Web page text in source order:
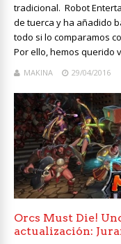
tradicional. Robot
de tuerca y ha añadido
todo si lo comparamos
Por ello, hemos querido
MAKINA 29/04/2016
Orcs Must Die!
actualización: